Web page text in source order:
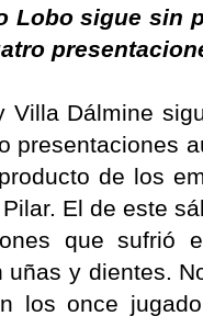
Lobo sigue sin
Villa Dálmine
presentaciones
de los
El de este
que sufrió
uñas y dientes.
los once